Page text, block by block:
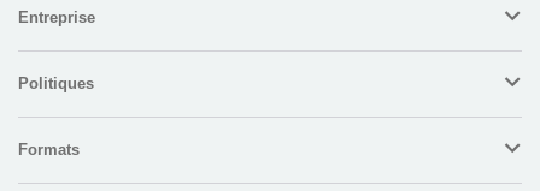
Entreprise
Politiques
Formats